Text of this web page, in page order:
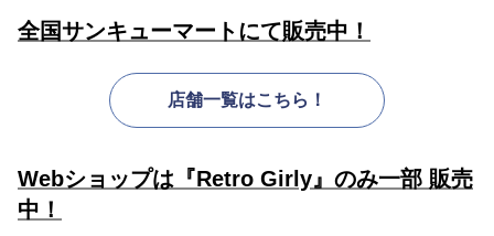
全国サンキューマートにて販売中！
店舗一覧はこちら！
Webショップは『Retro Girly』のみ一部 販売
中！